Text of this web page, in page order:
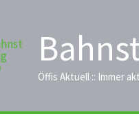
Öffis Aktuell :: Immer